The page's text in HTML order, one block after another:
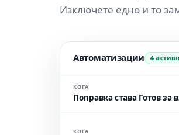
Изключете едно и то
Автоматизации 4
КОГА
Поправка става Готов за
КОГА